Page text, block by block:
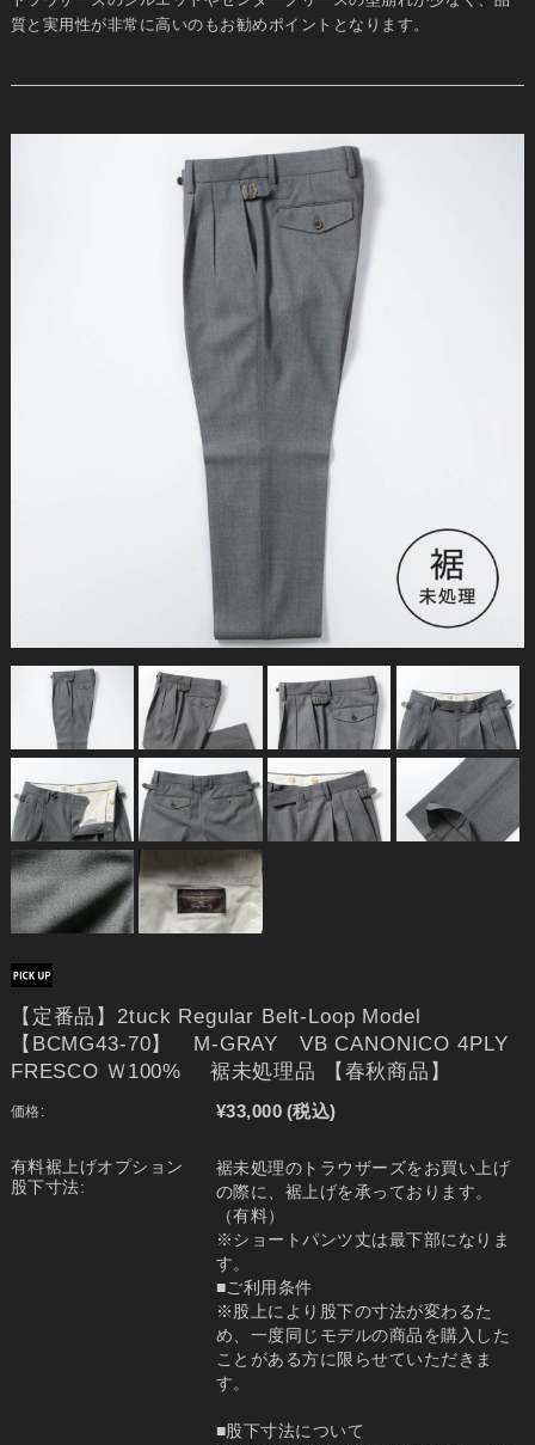
質と実用性が非常に高いのもお勧めポイントとなります。
【定番品】2tuck Regular Belt-Loop Model
【BCMG43-70】 M-GRAY VB CANONICO 4PLY
FRESCO Ｗ100% 裾未処理品 【春秋商品】
価格: ¥33,000 (税込)
有料裾上げオプション
股下寸法:
裾未処理のトラウザーズをお買い上げ
の際に、裾上げを承っております。
（有料）
※ショートパンツ丈は最下部になりま
す。
■ご利用条件
※股上により股下の寸法が変わるた
め、一度同じモデルの商品を購入した
ことがある方に限らせていただきま
す。
■股下寸法について